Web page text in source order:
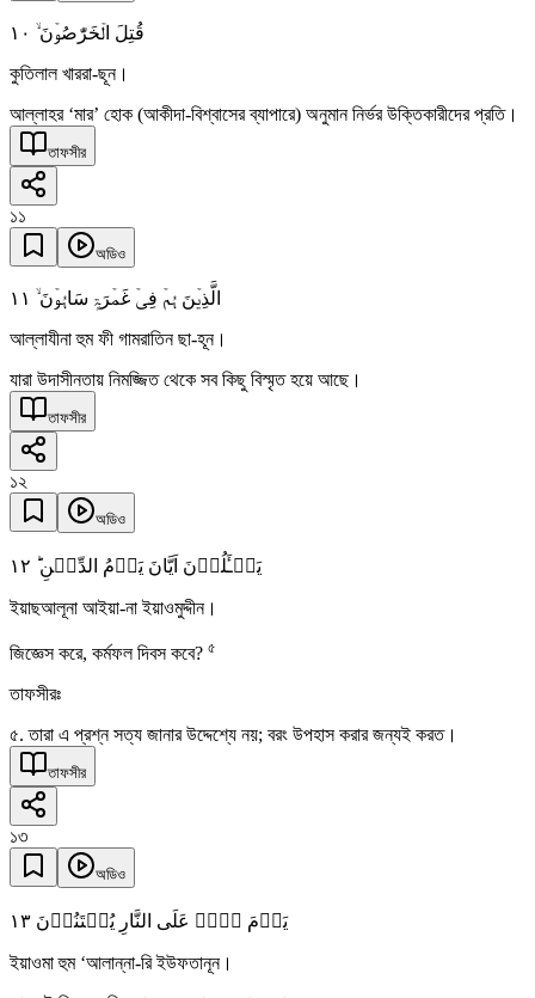
قُتِلَ الۡخَرّٰصُوۡنَ ۙ ١۰
কুতিলাল খাররা-ছূন।
আল্লাহর ‘মার’ হোক (আকীদা-বিশ্বাসের ব্যাপারে) অনুমান নির্ভর উক্তিকারীদের প্রতি।
তাফসীর
১১
অডিও
الَّذِیۡنَ ہُمۡ فِیۡ غَمۡرَۃٍ سَاہُوۡنَ ۙ ١١
আল্লাযীনা হুম ফী গামরাতিন ছা-হূন।
যারা উদাসীনতায় নিমজ্জিত থেকে সব কিছু বিস্মৃত হয়ে আছে।
তাফসীর
১২
অডিও
یَسۡـَٔلُوۡنَ اَیَّانَ یَوۡمُ الدِّیۡنِ ؕ ١٢
ইয়াছআলূনা আইয়া-না ইয়াওমুদ্দীন।
জিজ্ঞেস করে, কর্মফল দিবস কবে? ৫
তাফসীরঃ
৫. তারা এ প্রশ্ন সত্য জানার উদ্দেশ্যে নয়; বরং উপহাস করার জন্যই করত।
তাফসীর
১৩
অডিও
یَوۡمَ ہُمۡ عَلَی النَّارِ یُفۡتَنُوۡنَ ١٣
ইয়াওমা হুম ‘আলান্না-রি ইউফতানূন।